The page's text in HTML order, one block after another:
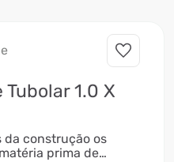
1.0 X
da construção os
prima de